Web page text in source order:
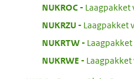
NUKROC:
Laagpakket
NUKRZU:
Laagpakket
NUKRTW:
NUKRWE
Laagpakket